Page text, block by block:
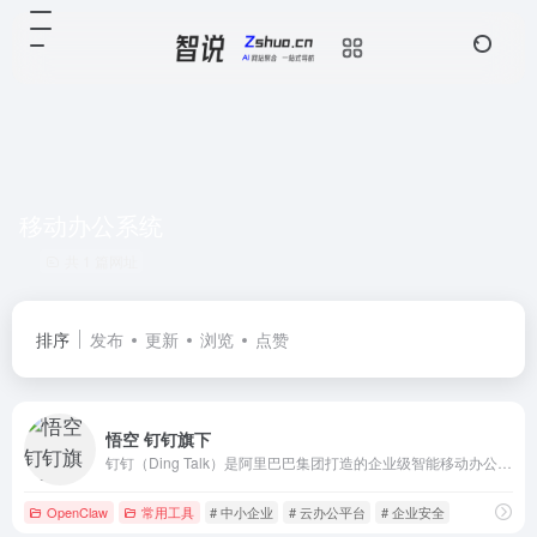
排序 发布 更新 浏览 点赞
悟空 钉钉旗下
OpenClaw 常用工具 # 中小企业 # 云办公平台 # 企业安全